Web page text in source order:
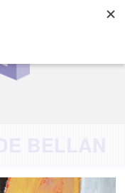
BELLAN